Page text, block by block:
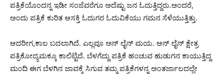
ಪತ್ರಿಕೆಯೊಂದನ್ನ ಇಡೀ ಸಂಜೆವರೆಗೂ ಅದೆಷ್ಟು ಜನ ಓದುತ್ತಿದ್ದರು.ಅಂದರೆ,
ಅಂದು ಪತ್ರಿಕೆ ಕುರಿತ ಆಸಕ್ತಿ ಓದುಗರ ಓದುವಿಕೆಯು ಗಮನ ಸೆಳೆಯುತ್ತಿತ್ತು.
ಆದರೀಗ,ಕಾಲ ಬದಲಾಗಿದೆ. ಎಲ್ಲವೂ ಅನ್ ಲೈನ್ ಮಯ. ಆನ್ ಲೈನ್ ಕ್ಷೇತ್ರ
ಪತ್ರಿಕೋದ್ಯಮಕ್ಕೂ ಕಾಲಿಟ್ಟಿದೆ. ಬೆಳಗೆದ್ದು ಪತ್ರಿಕೆ ಹಂಚುವ ಹುಡುಗನ ಕಾಯುತ್ತಿದ್ದ
ಮಂದಿ ಈಗ ಬೆಳಗಿನ ಜಾವಕ್ಕೆ ಸಿಗುವ ತಮ್ಮ ಪತ್ರಿಕೆಗಳನ್ನ ಅಂತರ್ಜಾಲದಲ್ಲೇ